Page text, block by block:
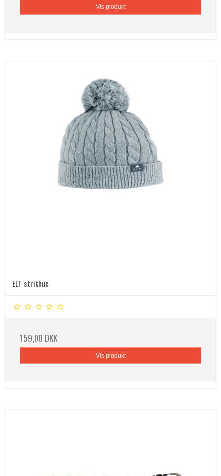
Vis produkt
ELT strikhue
159,00 DKK
Vis produkt